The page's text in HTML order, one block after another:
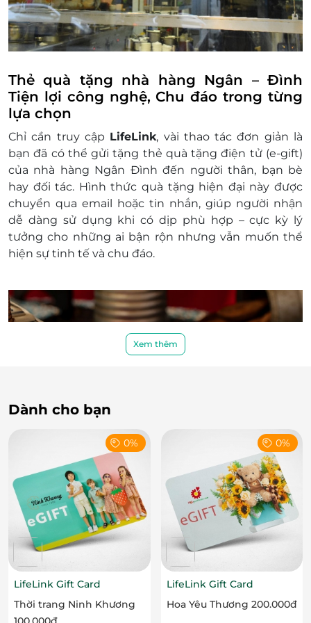
Thẻ quà tặng nhà hàng Ngân – Đình
Tiện lợi công nghệ, Chu đáo trong từng
lựa chọn
Chỉ cần truy cập LifeLink, vài thao tác đơn giản là
bạn đã có thể gửi tặng thẻ quà tặng điện tử (e-gift)
của nhà hàng Ngân Đình đến người thân, bạn bè
hay đối tác. Hình thức quà tặng hiện đại này được
chuyển qua email hoặc tin nhắn, giúp người nhận
dễ dàng sử dụng khi có dịp phù hợp – cực kỳ lý
tưởng cho những ai bận rộn nhưng vẫn muốn thể
hiện sự tinh tế và chu đáo.
Ẩm thực Quảng Đông – Nét tinh hoa
được tái hiện trọn vẹn
Phong cách chế biến công phu và hương vị
tròn đầy
Quảng Đông với phong cách chế biến công phu và
Xem thêm
Dành cho bạn
0%
LifeLink Gift Card
Thời trang Ninh Khương
0%
LifeLink Gift Card
Hoa Yêu Thương 200.000đ